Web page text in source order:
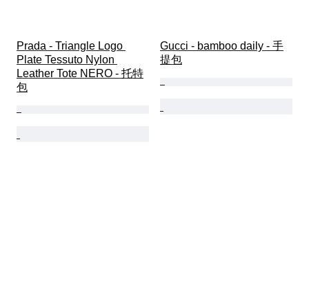
Prada - Triangle Logo
Plate Tessuto Nylon
Leather Tote NERO - 托特
包
Gucci - bamboo daily - 手
提包